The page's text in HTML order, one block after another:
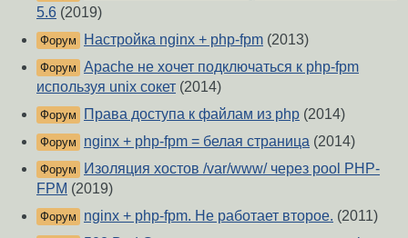
5.6 (2019)
Форум Настройка nginx + php-fpm (2013)
Форум Apache не хочет подключаться к php-fpm
используя unix сокет (2014)
Форум Права доступа к файлам из php (2014)
Форум nginx + php-fpm = белая страница (2014)
Форум
Изоляция хостов /var/www/ через pool PHP-
FPM (2019)
Форум nginx + php-fpm. Не работает второе. (2011)